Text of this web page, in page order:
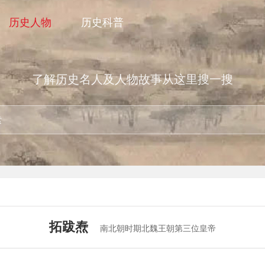
历史人物 历史科普
了解历史名人及人物故事从这里搜一搜
拓跋焘 南北朝时期北魏王朝第三位皇帝